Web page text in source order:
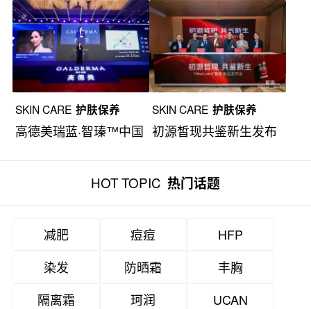
注解
SKIN CARE 护肤保养
高德美瑞蓝·智瑧™中国
SKIN CARE 护肤保养
初源皙现共鉴新生发布
HOT TOPIC 热门话题
减肥 痘痘
HFP
染发
防晒霜
丰胸
隔离霜
珂润
UCAN